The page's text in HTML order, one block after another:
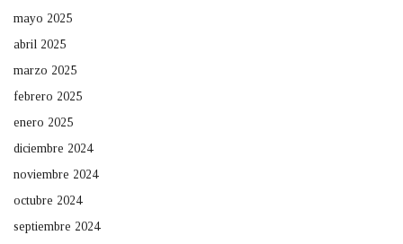
mayo 2025
abril 2025
marzo 2025
febrero 2025
enero 2025
diciembre 2024
noviembre 2024
octubre 2024
septiembre 2024